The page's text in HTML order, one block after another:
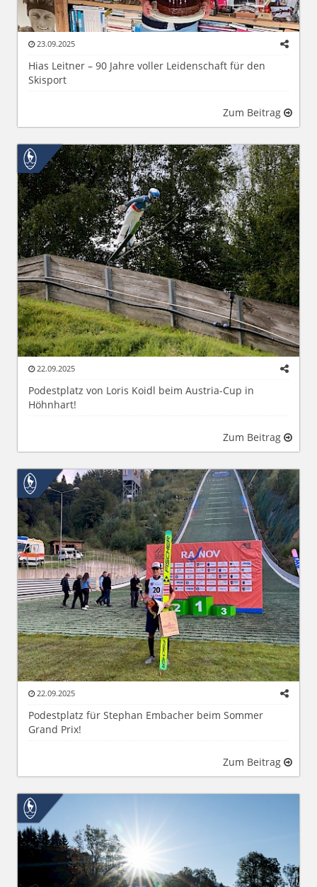
23.09.2025
Hias Leitner – 90 Jahre voller Leidenschaft für den
Skisport
Zum Beitrag
22.09.2025
Podestplatz von Loris Koidl beim Austria-Cup in
Höhnhart!
Zum Beitrag
22.09.2025
Podestplatz für Stephan Embacher beim Sommer
Grand Prix!
Zum Beitrag